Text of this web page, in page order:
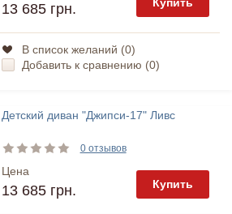
13 685 грн.
В список желаний (0)
Добавить к сравнению (0)
Детский диван "Джипси-17" Ливс
0 отзывов
Цена
13 685 грн. Купить